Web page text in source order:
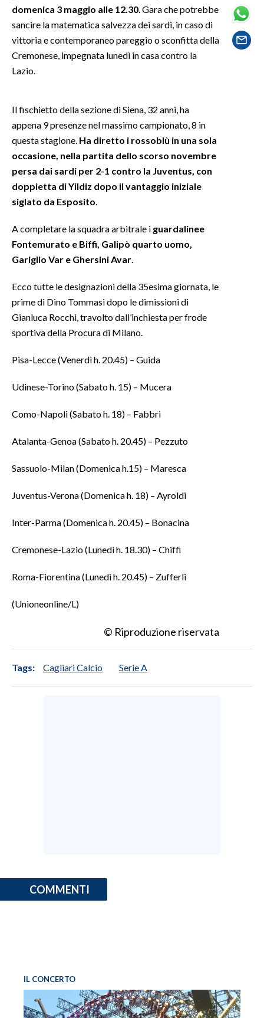
GOSSIP
SALUTE
SARDEGNA TURISMO
EVENTI
3 MINUTI CON
INFO AZIENDE
ANNUNCI
NECROLOGI
PUBBLICITÀ
SPIAGGE
STORE
domenica 3 maggio alle 12.30 . Gara che potrebbe
sancire la matematica salvezza dei sardi, in caso di
vittoria e contemporaneo pareggio o sconfitta della
Cremonese, impegnata lunedì in casa contro la
Lazio.
Il fischietto della sezione di Siena, 32 anni, ha
appena 9 presenze nel massimo campionato, 8 in
questa stagione. Ha diretto i rossoblù in una sola
occasione, nella partita dello scorso novembre
persa dai sardi per 2-1 contro la Juventus, con
doppietta di Yildiz dopo il vantaggio iniziale
siglato da Esposito
A completare la squadra arbitrale i guardalinee
Fontemurato e Biffi, Galipò quarto uomo,
Gariglio Var e Ghersini Avar
Ecco tutte le designazioni della 35esima giornata, le
prime di Dino Tommasi dopo le dimissioni di
Gianluca Rocchi, travolto dall’inchiesta per frode
sportiva della Procura di Milano.
Pisa-Lecce (Venerdì h. 20.45) – Guida
Udinese-Torino (Sabato h. 15) – Mucera
Como-Napoli (Sabato h. 18) – Fabbri
Atalanta-Genoa (Sabato h. 20.45) – Pezzuto
Sassuolo-Milan (Domenica h.15) – Maresca
Juventus-Verona (Domenica h. 18) – Ayroldi
Inter-Parma (Domenica h. 20.45) – Bonacina
Cremonese-Lazio (Lunedì h. 18.30) – Chiffi
Roma-Fiorentina (Lunedì h. 20.45) – Zufferli
(Unioneonline/L)
© Riproduzione riservata
Tags: Cagliari Calcio Serie A
COMMENTI
IL CONCERTO